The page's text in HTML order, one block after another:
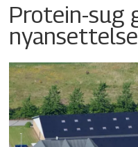
Protein-sug